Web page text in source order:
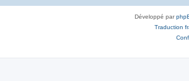
Développé par
Traduction